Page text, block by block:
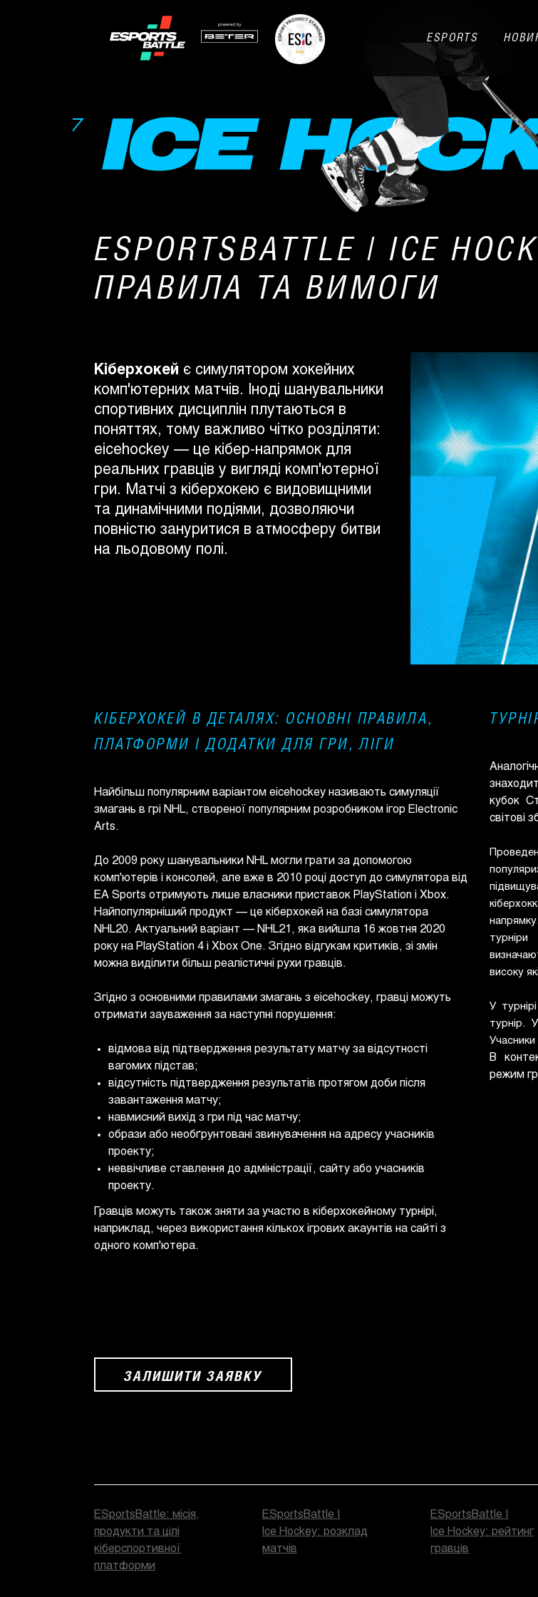
ESPORTS
ESPORTSBATTLE | ICE
ПРАВИЛА ТА ВИМОГИ
Кіберхокей є симулятором хокейних
комп'ютерних матчів. Іноді шанувальники
спортивних дисциплін плутаються в
поняттях, тому важливо чітко розділяти:
eicehockey — це кібер-напрямок для
реальних гравців у вигляді комп'ютерної
гри. Матчі з кіберхокею є видовищними
та динамічними подіями, дозволяючи
повністю зануритися в атмосферу битви
на льодовому полі.
КІБЕРХОКЕЙ В ДЕТАЛЯХ: ОСНОВНІ ПРАВИЛА,
ПЛАТФОРМИ І ДОДАТКИ ДЛЯ ГРИ, ЛІГИ
Найбільш популярним варіантом eicehockey називають симуляції
змагань в грі NHL, створеної популярним розробником ігор Electronic
Arts.
До 2009 року шанувальники NHL могли грати за допомогою
комп'ютерів і консолей, але вже в 2010 році доступ до симулятора від
ЕА Sports отримують лише власники приставок PlayStation і Xbox.
Найпопулярніший продукт — це кіберхокей на базі симулятора
NHL20. Актуальний варіант — NHL21, яка вийшла 16 жовтня 2020
року на PlayStation 4 і Xbox One. Згідно відгукам критиків, зі змін
можна виділити більш реалістичні рухи гравців.
Згідно з основними правилами змагань з eicehockey, гравці можуть
отримати зауваження за наступні порушення:
відмова від підтвердження результату матчу за відсутності
вагомих підстав;
відсутність підтвердження результатів протягом доби після
завантаження матчу;
навмисний вихід з гри під час матчу;
образи або необґрунтовані звинувачення на адресу учасників
проекту;
неввічливе ставлення до адміністрації, сайту або учасників
проекту.
Гравців можуть також зняти за участю в кіберхокейному турнірі,
наприклад, через використання кількох ігрових акаунтів на сайті з
одного комп'ютера.
кубок
світові
високу
У
турнір.
В
режим
ЗАЛИШИТИ ЗАЯВКУ
ESportsBattle: місія,
продукти та цілі
кіберспортивної
платформи
ESportsBattle |
Ice Hockey: розклад
матчів
ESportsBattle |
Ice Hockey: рейтинг
гравців